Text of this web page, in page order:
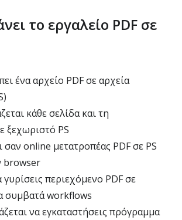
το εργαλείο PDF σε
ένα αρχείο PDF σε αρχεία
κάθε σελίδα και τη
ξεχωριστό PS
σαν online μετατροπέας PDF σε PS
browser
περιεχόμενο PDF σε
συμβατά workflows
να εγκαταστήσεις πρόγραμμα